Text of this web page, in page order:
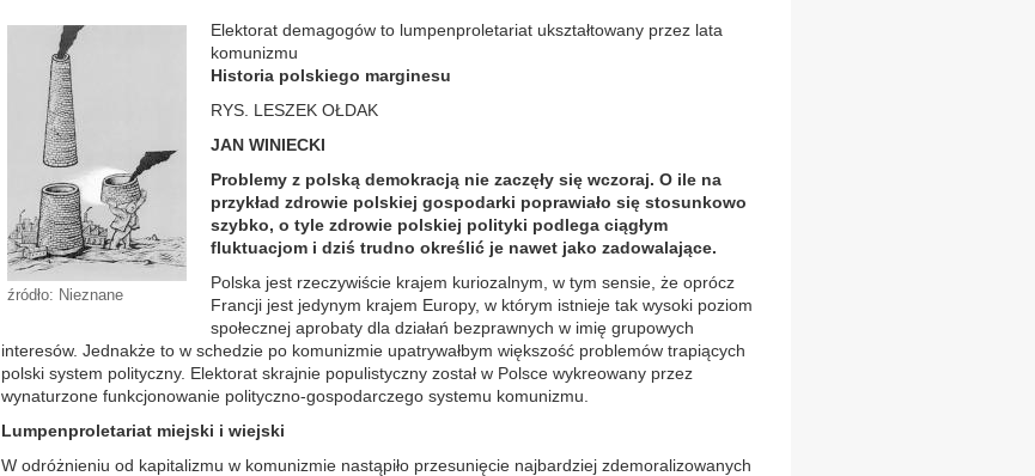
źródło: Nieznane
Elektorat demagogów to lumpenproletariat ukształtowany przez lata
komunizmu
Historia polskiego marginesu
RYS. LESZEK OŁDAK
JAN WINIECKI
Problemy z polską demokracją nie zaczęły się wczoraj. O ile na
przykład zdrowie polskiej gospodarki poprawiało się stosunkowo
szybko, o tyle zdrowie polskiej polityki podlega ciągłym
fluktuacjom i dziś trudno określić je nawet jako zadowalające.
Polska jest rzeczywiście krajem kuriozalnym, w tym sensie, że oprócz
Francji jest jedynym krajem Europy, w którym istnieje tak wysoki poziom
społecznej aprobaty dla działań bezprawnych w imię grupowych
interesów. Jednakże to w schedzie po komunizmie upatrywałbym większość problemów trapiących
polski system polityczny. Elektorat skrajnie populistyczny został w Polsce wykreowany przez
wynaturzone funkcjonowanie polityczno-gospodarczego systemu komunizmu.
Lumpenproletariat miejski i wiejski
W odróżnieniu od kapitalizmu w komunizmie nastąpiło przesunięcie najbardziej zdemoralizowanych